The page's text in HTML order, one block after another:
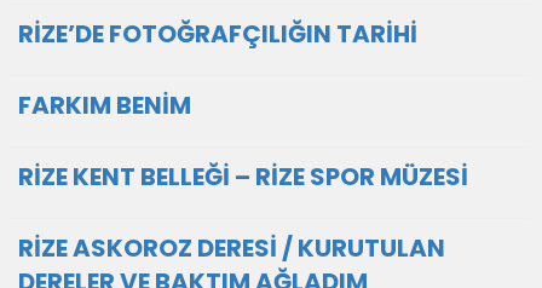
RİZE’DE FOTOĞRAFÇILIĞIN TARİHİ
FARKIM BENİM
RİZE KENT BELLEĞİ – RİZE SPOR MÜZESİ
RİZE ASKOROZ DERESİ / KURUTULAN